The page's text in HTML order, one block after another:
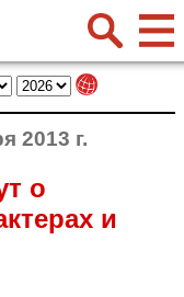
2013 г.
о
и